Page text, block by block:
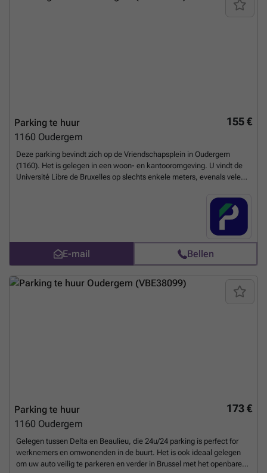
155 €
Parking te huur
1160 Oudergem
Deze parking bevindt zich op de Vriendschapsplein in Oudergem
(1160). Het is gelegen in een woon- en kantooromgeving. U vindt de
Université Libre de Bruxelles op slechts enkele meters, evenals vele
openbaarvervoers haltes zoals de metrohalte Pétillon en de tramhaltes
VUB en Arsenal. Reserveer nu uw plaats in deze parkeergarage. U
kunt uw parkeerplaats direct boeken op de volgende link: ### %20-
%20oudergem/place-de-l-amitie-7-auderghem-2722?
utm_source=ubiflow&utm_medium=referral&utm_campaign=parking
_listing&utm_content=beMeer weten?
E-mail Bellen
173 €
Parking te huur
1160 Oudergem
Gelegen tussen Delta en Beaulieu, die 24u/24 parking is perfect for
werknemers en omwonenden in de buurt. Het is ook ideaal gelegen
om uw auto veilig te parkeren en verder in Brussel met het openbare